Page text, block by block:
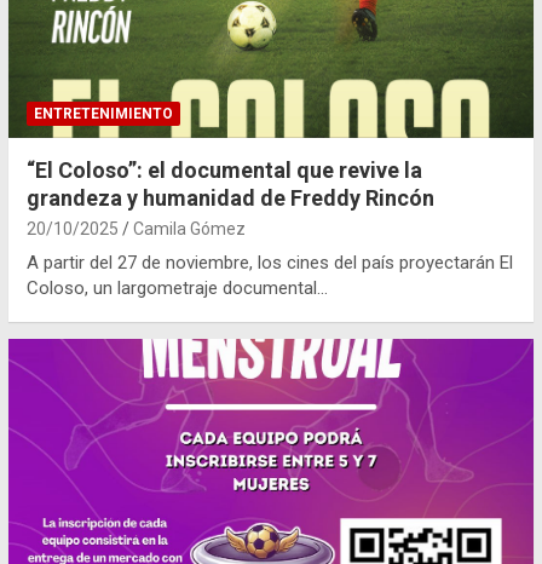
ENTRETENIMIENTO
“El Coloso”: el documental que revive la
grandeza y humanidad de Freddy Rincón
20/10/2025 Camila Gómez
A partir del 27 de noviembre, los cines del país proyectarán El
Coloso, un largometraje documental…